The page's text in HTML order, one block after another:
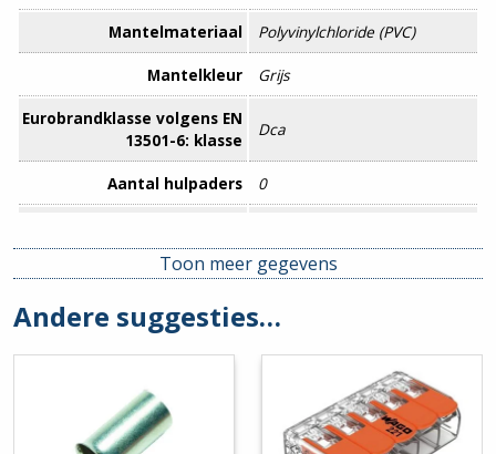
Mantelmateriaal Polyvinylchloride (PVC)
Mantelkleur Grijs
Eurobrandklasse volgens EN
13501-6: klasse
Dca
Aantal hulpaders 0
Aderscherm Nee
Afscherming
langswaterdicht
Nee
(geel/groene ader)
Bewapening Nee
Toon meer gegevens
Andere suggesties…